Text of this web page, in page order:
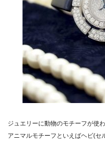
ジュエリーに動物のモチーフが使
アニマルモチーフといえばヘビ(セ